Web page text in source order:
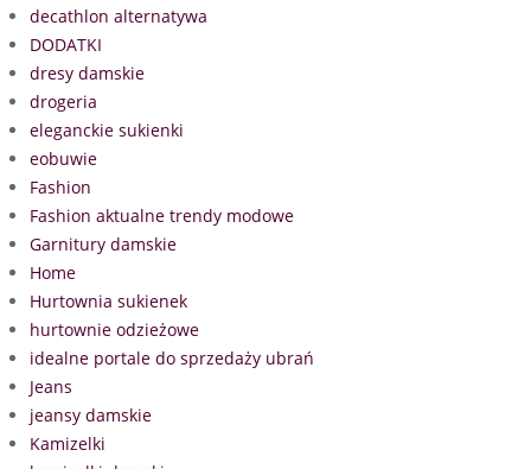
decathlon alternatywa
DODATKI
dresy damskie
drogeria
eleganckie sukienki
eobuwie
Fashion
Fashion aktualne trendy modowe
Garnitury damskie
Home
Hurtownia sukienek
hurtownie odzieżowe
idealne portale do sprzedaży ubrań
Jeans
jeansy damskie
Kamizelki